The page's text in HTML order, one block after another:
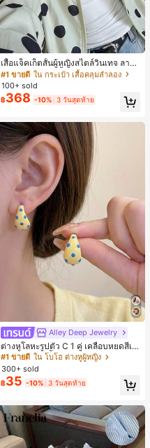
เสื้อแจ็คเก็ตสั้นผู้หญิงสไตล์วินเทจ ลายจุ
ดขนาดใหญ่ คอตั้ง เอวเข้ารูป แขนพอง
ทรงหลวม แฟชั่นอเนกประสงค์ สำหรับใ
ส่ประจำวันและไปเที่ยวพักผ่อน
#1 ขายดี
ใน กระเป๋า เสื้อคลุมลำลอง
ลูกค้ากลับมาซื้อซ้ำ!
#1 ขายดี ใน กระเป๋า เสื้อคลุมลำลอง
ลูกค้ากลับมาซื้อซ้ำ!
#1 ขายดี ใน กระเป๋า เสื้อคลุมลำลอง
ลูกค้ากลับมาซื้อซ้ำ!
#1 ขายดี ใน กระเป๋า เสื้อคลุมลำลอง
100+ sold
฿368 -10% 3 วันสุดท้าย
Alley Deep Jewelry
ต่างหูโลหะรูปตัว C 1 คู่ เคลือบหยดสีเห
ลือง ลายจุดสีน้ำเงิน สไตล์ยุโรปและอเม
ริกัน แฟชั่นส่วนตัว หวานและสง่างาม
สำหรับผู้หญิงและเด็กหญิง สำหรับการเ
ดินทาง งานแต่งงาน ปาร์ตี้ วันเกิด ของ
#1 ขายดี ใน โบโฮ ต่างหูผู้หญิง
ลูกค้ากลับมาซื้อซ้ำ!
เกือบหมดแล้ว!
#1 ขายดี ใน โบโฮ ต่างหูผู้หญิง
ลูกค้ากลับมาซื้อซ้ำ!
เกือบหมดแล้ว!
#1 ขายดี ใน โบโฮ ต่างหูผู้หญิง
ลูกค้ากลับมาซื้อซ้ำ!
เกือบหมดแล้ว!
#1 ขายดี ใน โบโฮ ต่างหูผู้หญิง
เกือบหมดแล้ว!
300+ sold
฿35 -10% 3 วันสุดท้าย